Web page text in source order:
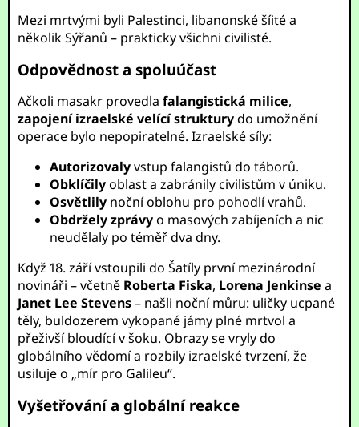
Mezi mrtvými byli Palestinci, libanonské šíité a
několik Sýřanů – prakticky všichni civilisté.
Odpovědnost a spoluúčast
Ačkoli masakr provedlafalangistická milice,
zapojení izraelské velící strukturydo umožnění
operace bylo nepopiratelné. Izraelské síly:
Autorizovalyvstup falangistů do táborů.
Obklíčilyoblast a zabránily civilistům v úniku.
Osvětlily noční oblohu pro pohodlí vrahů.
Obdržely zprávyo masových zabíjeních a nic
neudělaly po téměř dva dny.
Když 18. září vstoupili do Šatíly první mezinárodní
novináři – včetně Roberta Fiska, Lorena Jenkinse a
Janet Lee Stevens– našli noční můru: uličky ucpané
těly, buldozerem vykopané jámy plné mrtvol a
přeživší bloudící v šoku. Obrazy se vryly do
globálního vědomí a rozbily izraelské tvrzení, že
usiluje o „mír pro Galileu“.
Vyšetřování a globální reakce